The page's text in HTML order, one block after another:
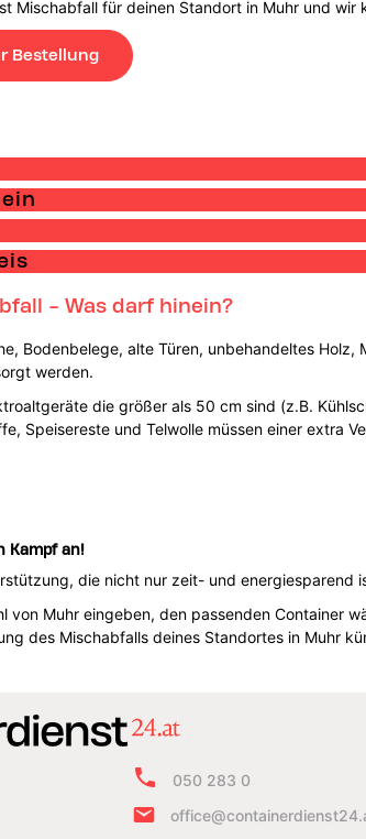
Mischabfall für deinen Standort in Muhr und
Bestellung
- Was darf hinein?
Bodenbelege, alte Türen, unbehandeltes
werden.
die größer als 50 cm sind (z.B.
Speisereste und Telwolle müssen einer extra
Kampf an!
die nicht nur zeit- und energiesparend
von Muhr eingeben, den passenden Container
des Mischabfalls deines Standortes in Muhr
050 283 0